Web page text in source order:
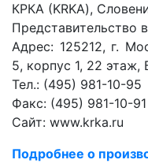
КРКА (KRKA),
Представительство
Адрес: 125212, г.
5, корпус 1, 22
Тел.: (495) 981-10-95
Факс: (495) 981-10-91
Сайт: www.krka.ru
Подробнее о